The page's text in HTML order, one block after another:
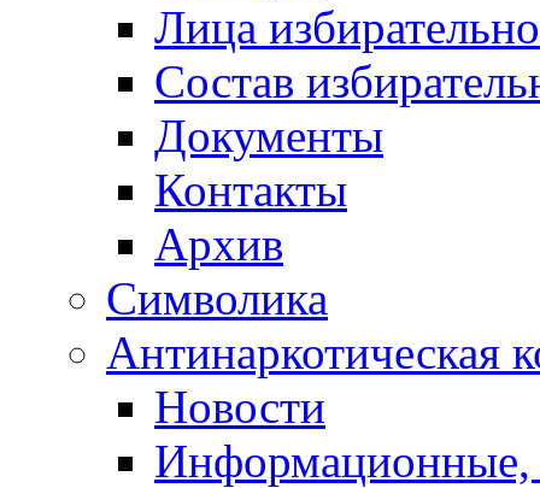
Лица
Состав
Документы
Контакты
Архив
Символика
Антинаркотическая
Новости
Информационные,